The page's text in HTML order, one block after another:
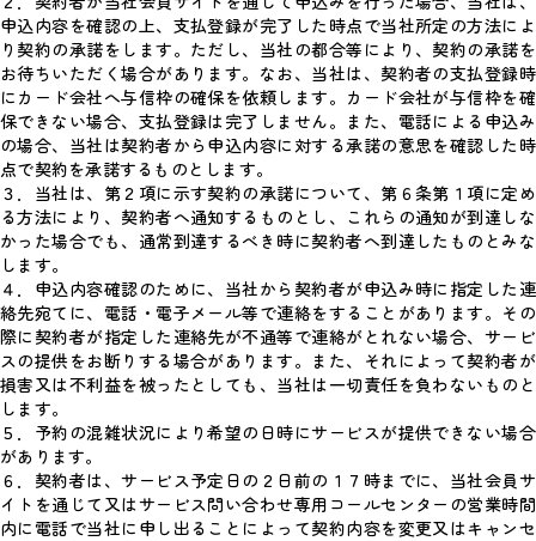
申込内容を確認の上、支払登録が完了した時点で当社所定の方法によ
り契約の承諾をします。ただし、当社の都合等により、契約の承諾を
お待ちいただく場合があります。なお、当社は、契約者の支払登録時
にカード会社へ与信枠の確保を依頼します。カード会社が与信枠を確
保できない場合、支払登録は完了しません。また、電話による申込み
の場合、当社は契約者から申込内容に対する承諾の意思を確認した時
点で契約を承諾するものとします。
３．当社は、第２項に示す契約の承諾について、第６条第１項に定め
る方法により、契約者へ通知するものとし、これらの通知が到達しな
かった場合でも、通常到達するべき時に契約者へ到達したものとみな
します。
４．申込内容確認のために、当社から契約者が申込み時に指定した連
絡先宛てに、電話・電子メール等で連絡をすることがあります。その
際に契約者が指定した連絡先が不通等で連絡がとれない場合、サービ
スの提供をお断りする場合があります。また、それによって契約者が
損害又は不利益を被ったとしても、当社は一切責任を負わないものと
します。
５．予約の混雑状況により希望の日時にサービスが提供できない場合
があります。
６．契約者は、サービス予定日の２日前の１７時までに、当社会員サ
イトを通じて又はサービス問い合わせ専用コールセンターの営業時間
内に電話で当社に申し出ることによって契約内容を変更又はキャンセ